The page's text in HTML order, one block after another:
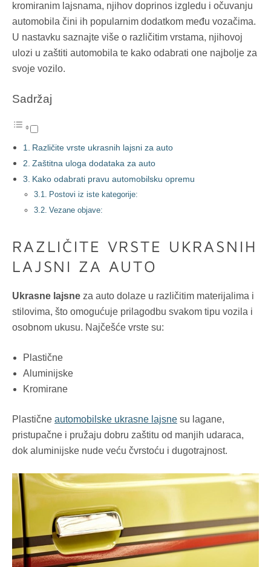
kromiranim lajsnama, njihov doprinos izgledu i očuvanju
automobila čini ih popularnim dodatkom među vozačima.
U nastavku saznajte više o različitim vrstama, njihovoj
ulozi u zaštiti automobila te kako odabrati one najbolje za
svoje vozilo.
Sadržaj
Različite vrste ukrasnih lajsni za auto
Zaštitna uloga dodataka za auto
Kako odabrati pravu automobilsku opremu
Postovi iz iste kategorije:
Vezane objave:
RAZLIČITE VRSTE UKRASNIH
LAJSNI ZA AUTO
Ukrasne lajsne za auto dolaze u različitim materijalima i
stilovima, što omogućuje prilagodbu svakom tipu vozila i
osobnom ukusu. Najčešće vrste su:
Plastične
Aluminijske
Kromirane
Plastične automobilske ukrasne lajsne su lagane,
pristupačne i pružaju dobru zaštitu od manjih udaraca,
dok aluminijske nude veću čvrstoću i dugotrajnost.